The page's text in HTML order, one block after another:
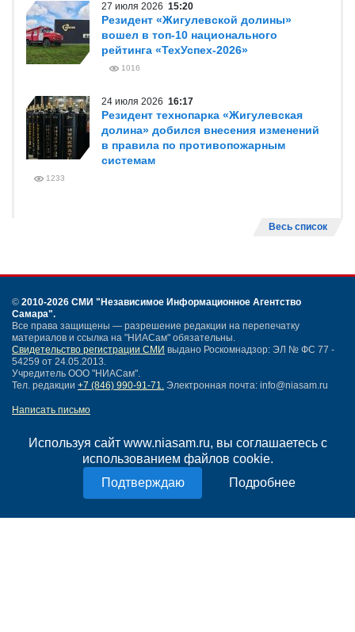
Используя сайт www.niasam.ru, вы соглашаетесь с
использованием файлов cookie.
Подробнее
27 июля 2026 15:20
Резидент «Жигулевской долины»
вошел в топ-10 национального
рейтинга «ТехУспех-2026»
1016
24 июля 2026 16:17
Резидент технопарка «Жигулевская
долина» добился внесения изменений
в правила по противопожарным
системам
1233
Весь список
© 2010-2026 СМИ "Независимое Информационное Агентство
Самара".
Все права защищены — разрешение редакции на перепечатку
материалов и ссылка на "НИАСам" обязательны.
Свидетельство регистрации СМИ выдано Роскомнадзор: ЭЛ № ФС 77 -
54259 от 24.05.2013.
Учредитель ООО "НИАСам".
Тел. редакции +7 (846) 990-91-71. Электронная почта: info@niasam.ru
Написать письмо
Нашли ошибку?
Политика конфиденциальности